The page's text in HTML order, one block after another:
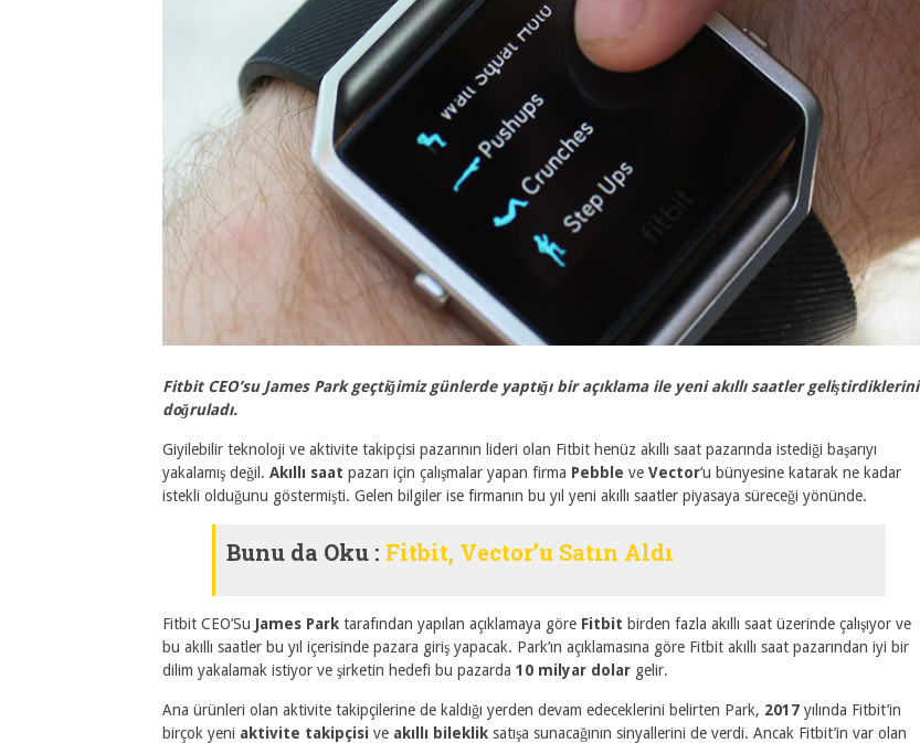
Fitbit CEO’su James Park geçtiğimiz günlerde yaptığı bir açıklama ile yeni akıllı saatler geliştirdiklerini
doğruladı.
Giyilebilir teknoloji ve aktivite takipçisi pazarının lideri olan Fitbit henüz akıllı saat pazarında istediği başarıyı
yakalamış değil. Akıllı saat pazarı için çalışmalar yapan firma Pebble ve Vector‘u bünyesine katarak ne kadar
istekli olduğunu göstermişti. Gelen bilgiler ise firmanın bu yıl yeni akıllı saatler piyasaya süreceği yönünde.
Bunu da Oku : Fitbit, Vector’u Satın Aldı
Fitbit CEO’Su James Park tarafından yapılan açıklamaya göre Fitbit birden fazla akıllı saat üzerinde çalışıyor ve
bu akıllı saatler bu yıl içerisinde pazara giriş yapacak. Park’ın açıklamasına göre Fitbit akıllı saat pazarından iyi bir
dilim yakalamak istiyor ve şirketin hedefi bu pazarda 10 milyar dolar gelir.
Ana ürünleri olan aktivite takipçilerine de kaldığı yerden devam edeceklerini belirten Park, 2017 yılında Fitbit’in
birçok yeni aktivite takipçisi ve akıllı bileklik satışa sunacağının sinyallerini de verdi. Ancak Fitbit’in var olan